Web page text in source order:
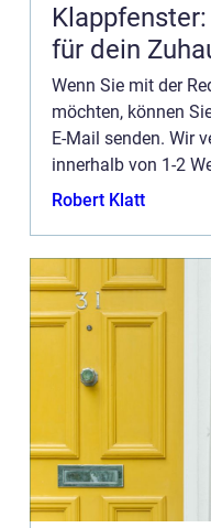
für dein
Wenn Sie mit der
möchten, können
E-Mail senden. Wir
innerhalb von 1-2
freuen uns auch
Robert Klatt